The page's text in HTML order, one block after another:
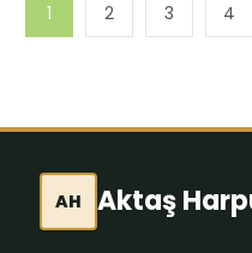
1 2 3 4
AH Aktaş